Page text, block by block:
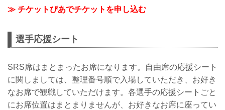
≫ チケットぴあでチケットを申し込む
選手応援シート
SRS席はまとまったお席になります。自由席の応援シート
に関しましては、整理番号順で入場していただき、お好き
なお席で観戦していただけます。各選手の応援シートごと
にお席位置はまとまりませんが、お好きなお席に座ってい